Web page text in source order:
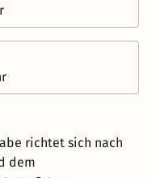
richtet sich nach
dem